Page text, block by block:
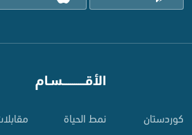
کوردستان
الأقـــــــــــسـام
نمط الحياة